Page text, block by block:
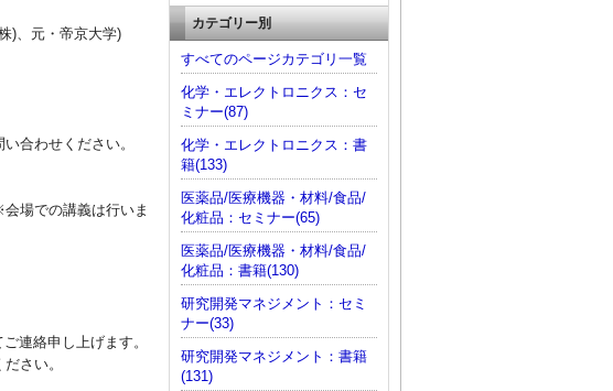
、元・帝京大学)
合わせください。
場での講義は行いま
連絡申し上げます。
さい。
カテゴリー別
すべてのページカテゴリ一覧
化学・エレクトロニクス：セ
ミナー(87)
化学・エレクトロニクス：書
籍(133)
医薬品/医療機器・材料/食品/
化粧品：セミナー(65)
医薬品/医療機器・材料/食品/
化粧品：書籍(130)
研究開発マネジメント：セミ
ナー(33)
研究開発マネジメント：書籍
(131)